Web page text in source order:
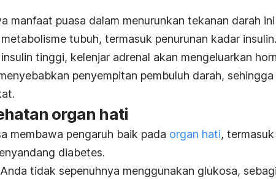
manfaat puasa dalam menurunkan tekanan darah ini
tubuh, termasuk penurunan kadar insulin.
tinggi, kelenjar adrenal akan mengeluarkan
penyempitan pembuluh darah, sehingga
organ hati
membawa pengaruh baik pada organ hati, termasuk
diabetes.
tidak sepenuhnya menggunakan glukosa,